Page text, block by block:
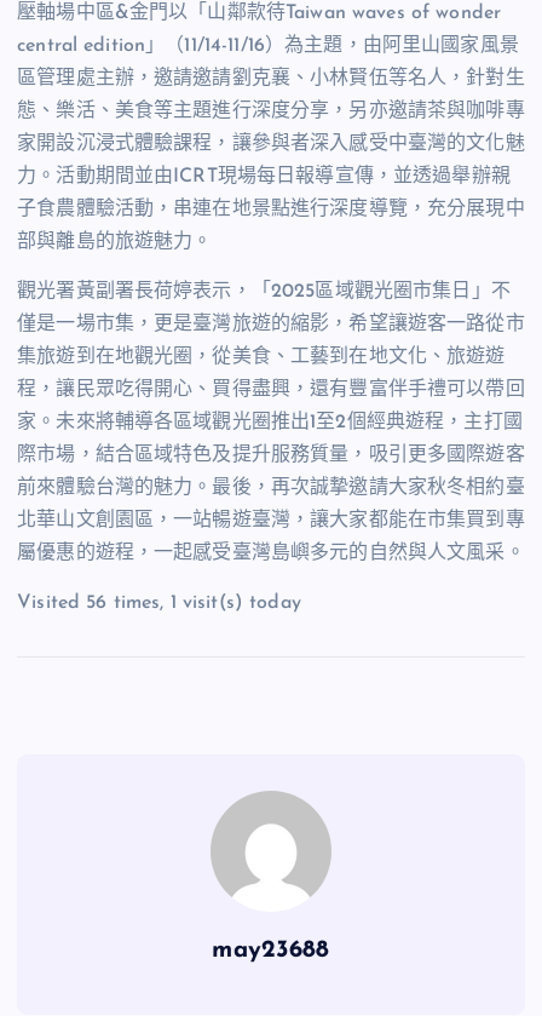
壓軸場中區&金門以「山鄰款待Taiwan waves of wonder
central edition」（11/14-11/16）為主題，由阿里山國家風景
區管理處主辦，邀請邀請劉克襄、小林賢伍等名人，針對生
態、樂活、美食等主題進行深度分享，另亦邀請茶與咖啡專
家開設沉浸式體驗課程，讓參與者深入感受中臺灣的文化魅
力。活動期間並由ICRT現場每日報導宣傳，並透過舉辦親
子食農體驗活動，串連在地景點進行深度導覽，充分展現中
部與離島的旅遊魅力。
觀光署黃副署長荷婷表示，「2025區域觀光圈市集日」不
僅是一場市集，更是臺灣旅遊的縮影，希望讓遊客一路從市
集旅遊到在地觀光圈，從美食、工藝到在地文化、旅遊遊
程，讓民眾吃得開心、買得盡興，還有豐富伴手禮可以帶回
家。未來將輔導各區域觀光圈推出1至2個經典遊程，主打國
際市場，結合區域特色及提升服務質量，吸引更多國際遊客
前來體驗台灣的魅力。最後，再次誠摯邀請大家秋冬相約臺
北華山文創園區，一站暢遊臺灣，讓大家都能在市集買到專
屬優惠的遊程，一起感受臺灣島嶼多元的自然與人文風采。
Visited 56 times, 1 visit(s) today
may23688